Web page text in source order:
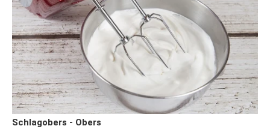
Schlagobers - Obers